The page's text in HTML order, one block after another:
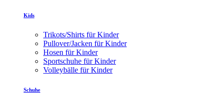
Kids
Trikots/Shirts für Kinder
Pullover/Jacken für Kinder
Hosen für Kinder
Sportschuhe für Kinder
Volleybälle für Kinder
Schuhe